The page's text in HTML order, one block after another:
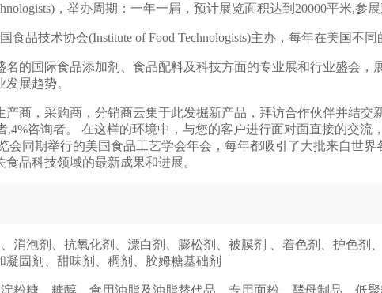
，举办周期：一年一届，预计展览面积达到20000平米,参
食品技术协会(Institute of Food Technologists)主办，每年在美国不
名的国际食品添加剂、食品配料及科技方面的专业展和行业盛会
展趋势。
商，采购商，分销商云集于此发掘新产品，拜访合作伙伴并结交
,4%咨询者。 在这样的环境中，与您的客户进行面对面直接的交
会同期举行的美国食品工艺学会年会，每年都吸引了大批来自世
品科技领域的最新成果和进展。
消泡剂、抗氧化剂、漂白剂、膨松剂、被膜剂 、着色剂、护色剂
固剂、甜味剂、稠剂、胶姆糖基础剂
粉糖、糖醇、食用油脂及油脂替代品、专用面粉、酵母制品、低